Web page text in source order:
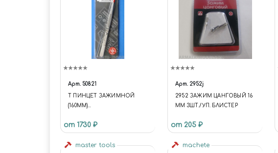
Арт. 50821
Т ПИНЦЕТ ЗАЖИМНОЙ
(160MM)
ИНДИЯ)
от 1730 ₽
Арт. 2952j
2952 ЗАЖИМ ЦАНГОВЫЙ 16
ММ 3ШТ./УП. БЛИСТЕР
от 205 ₽
master tools machete